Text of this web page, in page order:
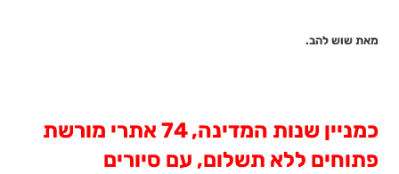
מאת שוש להב.
כמניין שנות המדינה, 74 אתרי מורשת
פתוחים ללא תשלום, עם סיורים